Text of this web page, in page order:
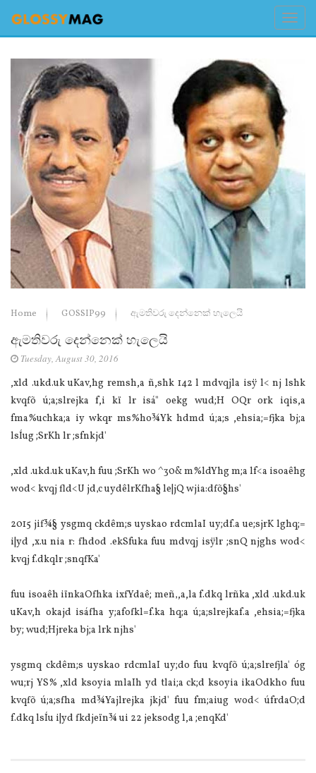
Home GOSSIP99 ඇමතිවරු දෙන්නෙක් හැලෙයි
ඇමතිවරු දෙන්නෙක් හැලෙයි
Tuesday, August 30, 2016
,xld .ukd.uk uKav,hg remsh,a ñ,shk 142 l mdvqjla isÿ l< nj lshk
kvqfõ ú;a;slrejka f,i kï lr isá" oekg wud;H OQr ork iqis,a
fma‍%uchka;a iy wkqr ms‍%ho¾Yk hdmd ú;a;s ,ehsia;=fjka bj;a
lsÍug ;SrKh lr ;sfnkjd'
,xld .ukd.uk uKav,h fuu ;SrKh wo ^30& m‍%ldYhg m;a lf<a isoaêhg
wod< kvqj fld<U jd‚c uydêlrKfha§ le|jQ wjia:dfõ§hs'
2015 jif¾§ ysgmq ckdêm;s uyskao rdcmlaI uy;df.a ue;sjrK lghq;=
i|yd ,x.u nia r: fhdod .ekSfuka fuu mdvqj isÿlr ;snQ njghs wod<
kvqj f.dkqlr ;snqfKa'
fuu isoaêh iïnkaOfhka ixfYdaê; meñ‚,a,la f.dkq lrñka ,xld .ukd.uk
uKav,h okajd isáfha y;afofkl=f.ka hq;a ú;a;slrejkaf.a ,ehsia;=fjka
by; wud;Hjreka bj;a lrk njhs'
ysgmq ckdêm;s uyskao rdcmlaI uy;do fuu kvqfõ ú;a;slrefjla' óg
wu;rj YS‍% ,xld ksoyia mlaIh yd tlai;a ck;d ksoyia ikaOdkho fuu
kvqfõ ú;a;sfha md¾Yajlrejka jkjd' fuu fm;aiug wod< úfrdaO;d
f.dkq lsÍu i|yd fkdjeïn¾ ui 22 jeksodg l,a ;enqKd'